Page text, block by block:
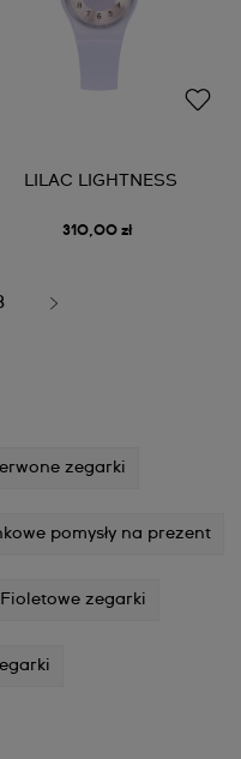
LILAC LIGHTNESS
310,00 zł
zegarki
pomysły na prezent
Fioletowe zegarki